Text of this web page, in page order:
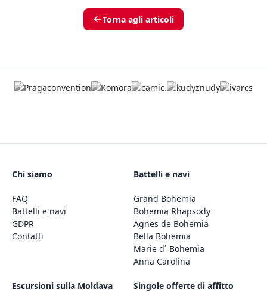
Torna agli articoli
Chi siamo
FAQ
Battelli e navi
GDPR
Contatti
Battelli e navi
Grand Bohemia
Bohemia Rhapsody
Agnes de Bohemia
Bella Bohemia
Marie d´ Bohemia
Anna Carolina
Escursioni sulla Moldava Singole offerte di affitto